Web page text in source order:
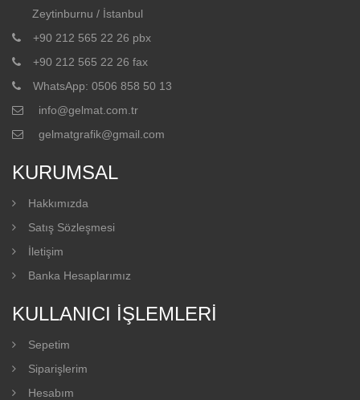
Zeytinburnu / İstanbul
+90 212 565 22 26 pbx
+90 212 565 22 26 fax
WhatsApp: 0506 858 50 13
info@gelmat.com.tr
gelmatgrafik@gmail.com
KURUMSAL
Hakkımızda
Satış Sözleşmesi
İletişim
Banka Hesaplarımız
KULLANICI İŞLEMLERI
Sepetim
Siparişlerim
Hesabım